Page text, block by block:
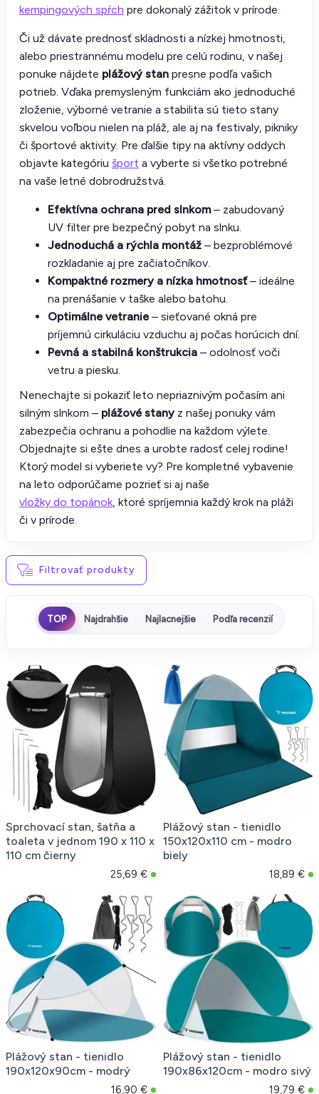
kempingových spŕch pre dokonalý zážitok v prírode.
Či už dávate prednosť skladnosti a nízkej hmotnosti,
alebo priestrannému modelu pre celú rodinu, v našej
ponuke nájdete plážový stan presne podľa vašich
potrieb. Vďaka premysleným funkciám ako jednoduché
zloženie, výborné vetranie a stabilita sú tieto stany
skvelou voľbou nielen na pláž, ale aj na festivaly, pikniky
či športové aktivity. Pre ďalšie tipy na aktívny oddych
objavte kategóriu šport a vyberte si všetko potrebné
na vaše letné dobrodružstvá.
Efektívna ochrana pred slnkom– zabudovaný
UV filter pre bezpečný pobyt na slnku.
Jednoduchá a rýchla montáž – bezproblémové
rozkladanie aj pre začiatočníkov.
Kompaktné rozmery a nízka hmotnosť– ideálne
na prenášanie v taške alebo batohu.
Optimálne vetranie – sieťované okná pre
príjemnú cirkuláciu vzduchu aj počas horúcich dní.
Pevná a stabilná konštrukcia – odolnosť voči
vetru a piesku.
Nenechajte si pokaziť leto nepriaznivým počasím ani
silným slnkom – plážové stanyz našej ponuky vám
zabezpečia ochranu a pohodlie na každom výlete.
Objednajte si ešte dnes a urobte radosť celej rodine!
Ktorý model si vyberiete vy? Pre kompletné vybavenie
na leto odporúčame pozrieť si aj naše
vložky do topánok, ktoré spríjemnia každý krok na pláži
či v prírode.
Filtrovať produkty
TOP Najdrahšie Najlacnejšie Podľa recenzií
Sprchovací stan, šatňa a
toaleta v jednom 190 x 110 x
110 cm čierny
25,69 €
Plážový stan - tienidlo
150x120x110 cm - modro
biely
18,89 €
Plážový stan - tienidlo
190x120x90cm - modrý
16,90 €
Plážový stan - tienidlo
190x86x120cm - modro sivý
19,79 €